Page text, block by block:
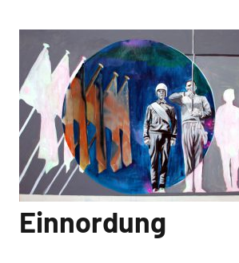
Einnordung